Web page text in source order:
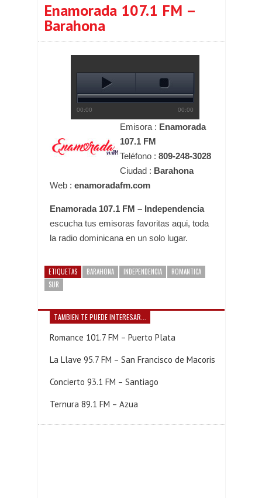
Enamorada 107.1 FM –
Barahona
Emisora : Enamorada
107.1 FM
Teléfono : 809-248-3028
Ciudad : Barahona
Web : enamoradafm.com
Enamorada 107.1 FM – Independencia
escucha tus emisoras favoritas aqui, toda
la radio dominicana en un solo lugar.
ETIQUETAS BARAHONA INDEPENDENCIA
ROMANTICA
SUR
TAMBIEN TE PUEDE INTERESAR...
Romance 101.7 FM – Puerto Plata
La Llave 95.7 FM – San Francisco de Macoris
Concierto 93.1 FM – Santiago
Ternura 89.1 FM – Azua